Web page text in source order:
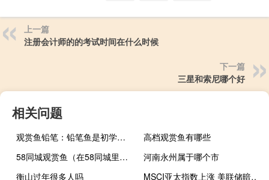
上一篇
注册会计师的的考试时间在什么时候
下一篇
三星和索尼哪个好
相关问题
观赏鱼铅笔：铅笔鱼是初学者比较容易饲养的观赏鱼
高档观赏鱼有哪些
58同城观赏鱼（在58同城里在线购买观赏鱼靠谱吗？）
河南永州属于哪个市
衡山过年很多人吗
MSCI亚太指数上涨 美联储暗示完成升息